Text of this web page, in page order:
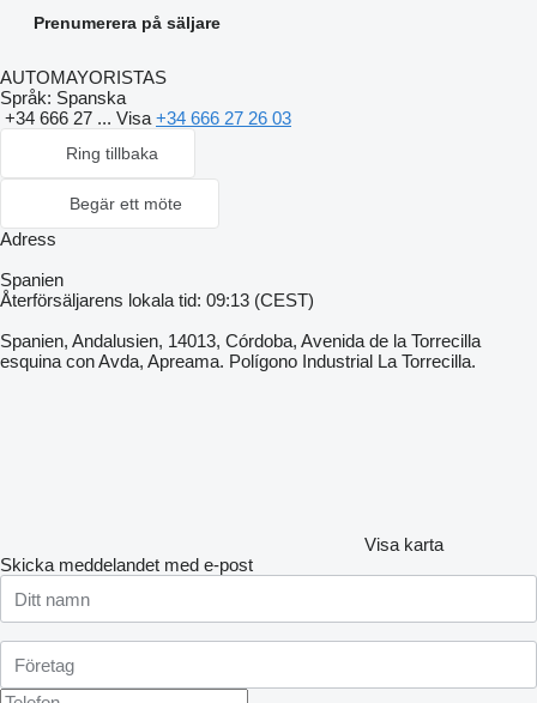
Prenumerera på säljare
AUTOMAYORISTAS
Språk: Spanska
+34 666 27 ... Visa +34 666 27 26 03
Ring tillbaka
Begär ett möte
Adress
Spanien
Återförsäljarens lokala tid: 09:13 (CEST)
Spanien, Andalusien, 14013, Córdoba, Avenida de la Torrecilla
esquina con Avda, Apreama. Polígono Industrial La Torrecilla.
Visa karta
Skicka meddelandet med e-post